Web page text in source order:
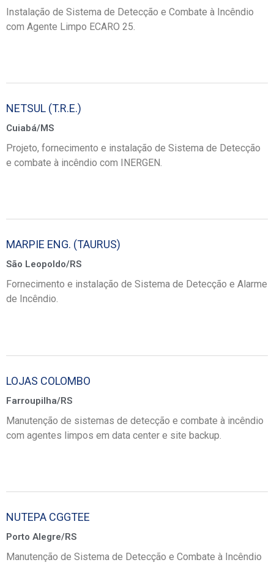
Instalação de Sistema de Detecção e Combate à Incêndio
com Agente Limpo ECARO 25.
NETSUL (T.R.E.)
Cuiabá/MS
Projeto, fornecimento e instalação de Sistema de Detecção
e combate à incêndio com INERGEN.
MARPIE ENG. (TAURUS)
São Leopoldo/RS
Fornecimento e instalação de Sistema de Detecção e Alarme
de Incêndio.
LOJAS COLOMBO
Farroupilha/RS
Manutenção de sistemas de detecção e combate à incêndio
com agentes limpos em data center e site backup.
NUTEPA CGGTEE
Porto Alegre/RS
Manutenção de Sistema de Detecção e Combate à Incêndio